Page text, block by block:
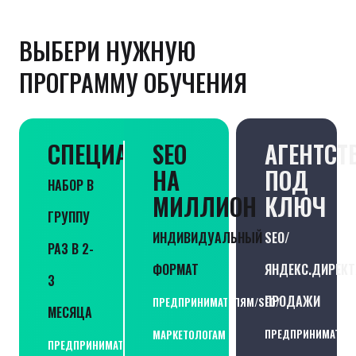
ВЫБЕРИ НУЖНУЮ
ПРОГРАММУ ОБУЧЕНИЯ
СПЕЦИАЛИСТ
НАБОР В
ГРУППУ
РАЗ В 2-
3
МЕСЯЦА
ПРЕДПРИНИМАТЕЛЯМ/SEO/
SEO
НА
МИЛЛИОН
ИНДИВИДУАЛЬНЫЙ
ФОРМАТ
ПРЕДПРИНИМАТЕЛЯМ/SEO/
МАРКЕТОЛОГАМ
ПОД
КЛЮЧ
SEO/
ПРОДАЖИ